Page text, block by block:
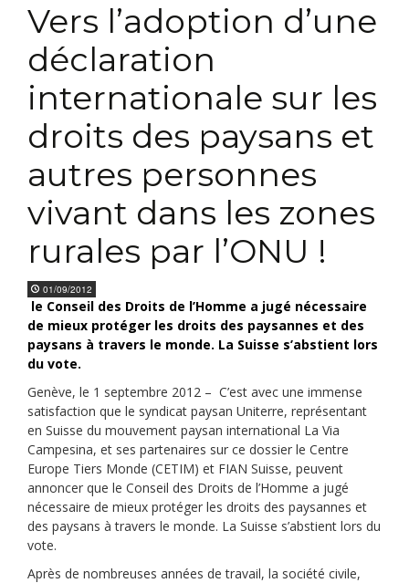
Vers l’adoption d’une
déclaration
internationale sur les
droits des paysans et
autres personnes
vivant dans les zones
rurales par l’ONU !
01/09/2012
le Conseil des Droits de l’Homme a jugé nécessaire
de mieux protéger les droits des paysannes et des
paysans à travers le monde. La Suisse s’abstient lors
du vote.
Genève, le 1 septembre 2012 – C’est avec une immense
satisfaction que le syndicat paysan Uniterre, représentant
en Suisse du mouvement paysan international La Via
Campesina, et ses partenaires sur ce dossier le Centre
Europe Tiers Monde (CETIM) et FIAN Suisse, peuvent
annoncer que le Conseil des Droits de l’Homme a jugé
nécessaire de mieux protéger les droits des paysannes et
des paysans à travers le monde. La Suisse s’abstient lors du
vote.
Après de nombreuses années de travail, la société civile,